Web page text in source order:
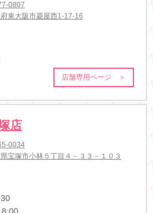
0807
東大阪市菱屋西1-17-16
店舗専用ページ ＞
店
0034
宝塚市小林５丁目４－３３－１０３